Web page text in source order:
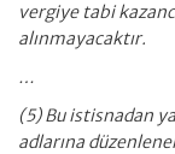
vergiye tabi
alınmayacaktır.
…
(5) Bu istisnadan
adlarına